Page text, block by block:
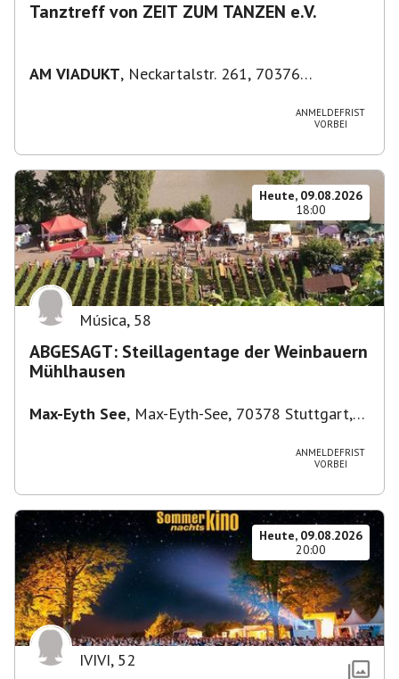
Tanztreff von ZEIT ZUM TANZEN e.V.
AM VIADUKT, Neckartalstr. 261, 70376
ANMELDEFRIST
VORBEI
Heute, 09.08.2026
18:00
Música, 58
ABGESAGT: Steillagentage der Weinbauern
Mühlhausen
Max-Eyth See, Max-Eyth-See, 70378 Stuttgart,
ANMELDEFRIST
VORBEI
Heute, 09.08.2026
20:00
IVIVI, 52